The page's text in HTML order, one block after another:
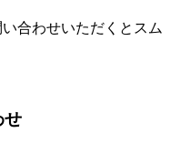
合わせいただくとスム
せ